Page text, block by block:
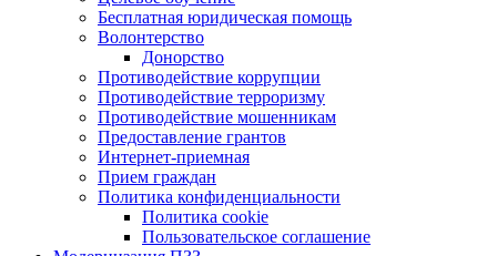
Бесплатная юридическая помощь
Волонтерство
Донорство
Противодействие коррупции
Противодействие терроризму
Противодействие мошенникам
Предоставление грантов
Интернет-приемная
Прием граждан
Политика конфиденциальности
Политика cookie
Пользовательское соглашение